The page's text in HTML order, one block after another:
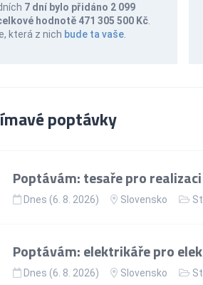
7 dní bylo přidáno 2 099
hodnotě 471 305 500 Kč
která z nich bude ta vaše.
poptávky
Poptávám: tesaře pro
Dnes (6. 8. 2026) Slovensko
Poptávám: elektrikáře pro
Dnes (6. 8. 2026) Slovensko